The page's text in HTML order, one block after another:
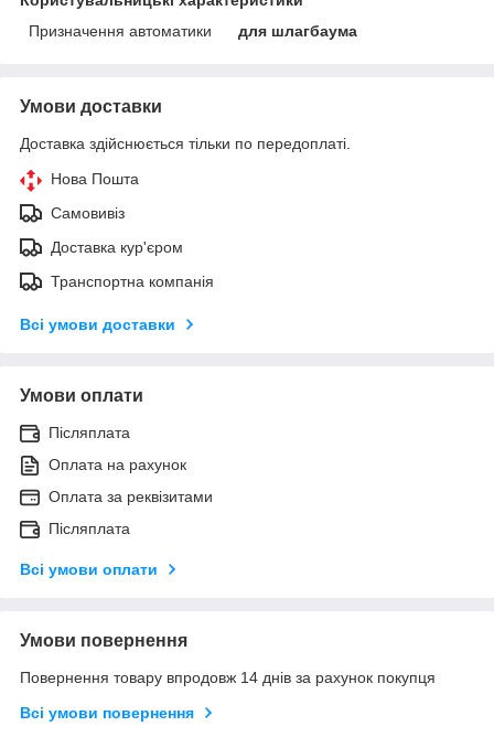
Призначення автоматики
для шлагбаума
Умови доставки
Доставка здійснюється тільки по передоплаті.
Нова Пошта
Самовивіз
Доставка кур'єром
Транспортна компанія
Всі умови доставки
Умови оплати
Післяплата
Оплата на рахунок
Оплата за реквізитами
Післяплата
Всі умови оплати
Умови повернення
Повернення товару впродовж 14 днів за рахунок покупця
Всі умови повернення